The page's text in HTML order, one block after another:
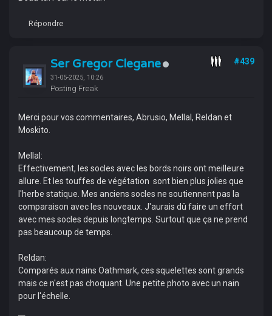
Répondre
Ser Gregor Clegane
31-05-2025, 10:26
Posting Freak
#439
Merci pour vos commentaires, Abrusio, Mellal, Reldan et
Moskito.
Mellal:
Effectivement, les socles avec les bords noirs ont meilleure
allure. Et les touffes de végétation sont bien plus jolies que
l'herbe statique. Mes anciens socles ne soutiennent pas la
comparaison avec les nouveaux. J'aurais dû faire un effort
avec mes socles depuis longtemps. Surtout que ça ne prend
pas beaucoup de temps.
Reldan:
Comparés aux nains Oathmark, ces squelettes sont grands
mais ce n'est pas choquant. Une petite photo avec un nain
pour l'échelle.